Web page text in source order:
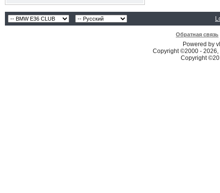
Обратная связь
Powered by
Copyright ©2000 -
Copyright